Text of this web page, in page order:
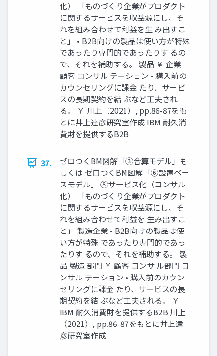
化） 「ものづくり企業がプロダクト
に関するサービスを収益源にし、そ
れを組み合わせて利益を生 み出すこ
と」 • B2B向けの製品は使い方が特殊
であったり専門的であったりす るの
で、それを補助する。 製品 ￥ 企業
顧客 コンサル テーション • 購入前の
カウンセリングに課金 たり、サービ
スの長期契約を結 ぶなど工夫され
る。 ￥ 川上（2021）, pp.86-87をも
とに井上達彦研究室作成 IBM 耐久消
費財を提供するB2B
37.
ゼロつくBM図解「③合算モデル」も
しくは ゼロつくBM図解「⑥設置ベー
スモデル」 ⑧サービス化（コンサル
化） 「ものづくり企業がプロダクト
に関するサービスを収益源にし、そ
れを組み合わせて利益を 生み出すこ
と」 製造企業 • B2B向けの製品は使
い方が特殊 であったり専門的であっ
たりす るので、それを補助する。 製
品 製造 部門 ￥ 顧客 コンサ ル部門 コ
ンサル テーション • 購入前のカウン
セリングに課金 たり、サービスの長
期契約を結 ぶなど工夫される。 ￥
IBM 耐久消費財を提供するB2B 川上
（2021）, pp.86-87をもとに井上達
彦研究室作成